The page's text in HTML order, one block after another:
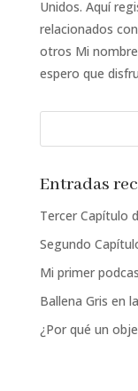
Unidos. Aquí
relacionados
otros Mi
espero que
Entradas
Tercer Capítulo
Segundo
Mi primer
Ballena Gris en
¿Por qué un